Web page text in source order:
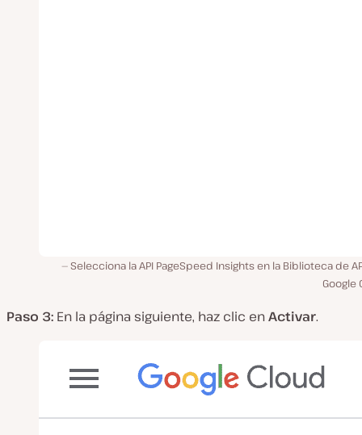
Selecciona la API PageSpeed Insights en la Biblioteca de
Google
Paso 3: En la página siguiente, haz clic enActivar.